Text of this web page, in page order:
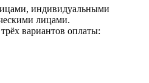
индивидуальными
лицами.
вариантов оплаты: